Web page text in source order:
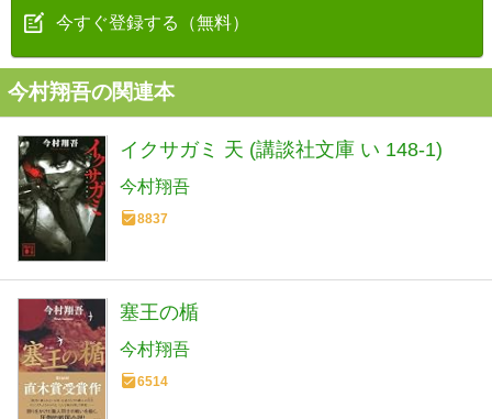
今すぐ登録する（無料）
今村翔吾の関連本
イクサガミ 天 (講談社文庫 い 148-1)
今村翔吾
8837
塞王の楯
今村翔吾
6514